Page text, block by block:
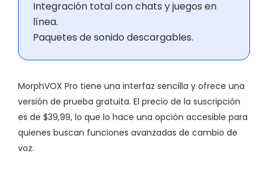
Integración total con chats y juegos en
línea.
Paquetes de sonido descargables.
MorphVOX Pro tiene una interfaz sencilla y ofrece una
versión de prueba gratuita. El precio de la suscripción
es de $39,99, lo que lo hace una opción accesible para
quienes buscan funciones avanzadas de cambio de
voz.